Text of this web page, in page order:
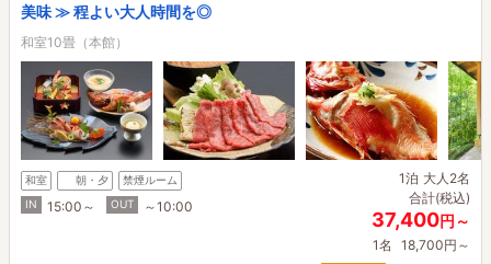
美味 ≫ 程よい大人時間を◎
和室10畳（本館）
和室 朝・夕
禁煙ルーム
IN
15:00～ OUT ～10:00
1泊 大人2名
合計(税込)
37,400円～
1名 18,700円～